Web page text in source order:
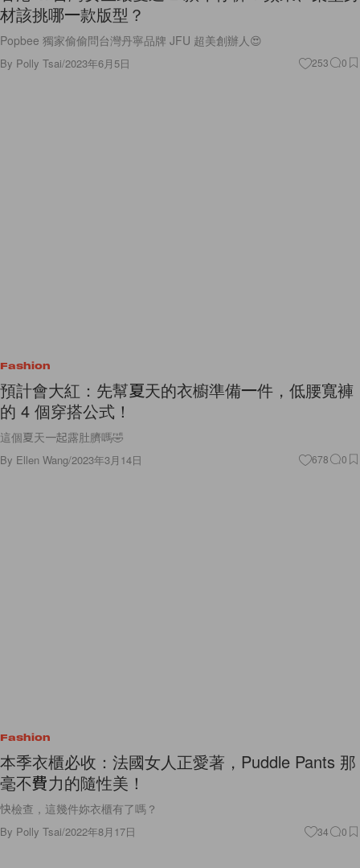
材該挑哪一款版型？
Popbee 獨家偷偷問台灣丹寧品牌 JFU 超美創辦人😍
By Polly Tsai/2023年6月5日 253 0
Fashion
預計會大紅：先幫夏天的衣櫥準備一件，低腰寬褲
的 4 個穿搭公式！
這個夏天一起露肚臍嗎🤣
By Ellen Wang/2023年3月14日 678 0
Fashion
本季衣櫃必收：法國女人正愛著，Puddle Pants 那
毫不費力的隨性美！
快檢查，這幾件妳衣櫃有了嗎？
By Polly Tsai/2022年8月17日 34 0